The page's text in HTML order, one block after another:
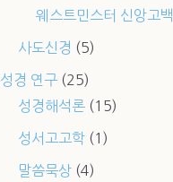
웨스트민스터 신앙고백
사도신경 (5)
성경 연구(25)
성경해석론(15)
성서고고학(1)
말씀묵상(4)